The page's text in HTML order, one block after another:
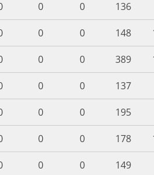
0 0
136
0 0 148
0 0 389
0 0
137
0 0
195
0 0 178
0 0
149